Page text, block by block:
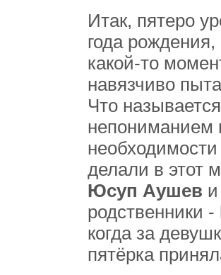
Итак, пятеро
года
какой-то
навязчиво
Что
непониманием
делали в этот
Юсуп Аушев
родственники -
когда за
пятёрка